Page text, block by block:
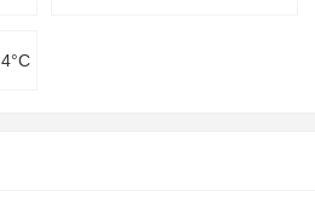
4°C